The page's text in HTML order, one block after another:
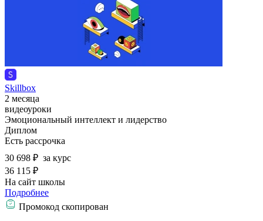
Skillbox
2 месяца
видеоуроки
Эмоциональный интеллект и лидерство
Диплом
Есть рассрочка
30 698 ₽ за курс
36 115 ₽
На сайт школы
Подробнее
Промокод скопирован